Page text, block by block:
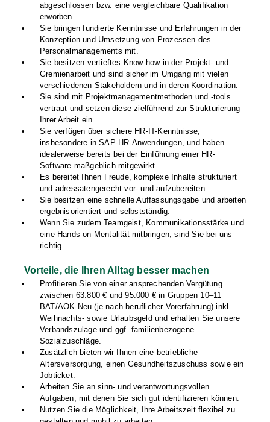
abgeschlossen bzw. eine vergleichbare Qualifikation
erworben.
Sie bringen fundierte Kenntnisse und Erfahrungen in der
Konzeption und Umsetzung von Prozessen des
Personalmanagements mit.
Sie besitzen vertieftes Know-how in der Projekt- und
Gremienarbeit und sind sicher im Umgang mit vielen
verschiedenen Stakeholdern und in deren Koordination.
Sie sind mit Projektmanagementmethoden und -tools
vertraut und setzen diese zielführend zur Strukturierung
Ihrer Arbeit ein.
Sie verfügen über sichere HR-IT-Kenntnisse,
insbesondere in SAP-HR-Anwendungen, und haben
idealerweise bereits bei der Einführung einer HR-
Software maßgeblich mitgewirkt.
Es bereitet Ihnen Freude, komplexe Inhalte strukturiert
und adressatengerecht vor- und aufzubereiten.
Sie besitzen eine schnelle Auffassungsgabe und arbeiten
ergebnisorientiert und selbstständig.
Wenn Sie zudem Teamgeist, Kommunikationsstärke und
eine Hands-on-Mentalität mitbringen, sind Sie bei uns
richtig.
Vorteile, die Ihren Alltag besser machen
Profitieren Sie von einer ansprechenden Vergütung
zwischen 63.800 € und 95.000 € in Gruppen 10–11
BAT/AOK-Neu (je nach beruflicher Vorerfahrung) inkl.
Weihnachts- sowie Urlaubsgeld und erhalten Sie unsere
Verbandszulage und ggf. familienbezogene
Sozialzuschläge.
Zusätzlich bieten wir Ihnen eine betriebliche
Altersversorgung, einen Gesundheitszuschuss sowie ein
Jobticket.
Arbeiten Sie an sinn- und verantwortungsvollen
Aufgaben, mit denen Sie sich gut identifizieren können.
Nutzen Sie die Möglichkeit, Ihre Arbeitszeit flexibel zu